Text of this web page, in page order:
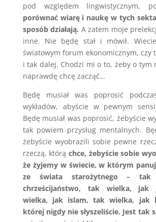
pod względem lingwistycznym,
porównać wiarę i naukę w tych
sposób działają. A zatem moje
inne. Nie będę stał i mówił.
światowym forum ekonomicznym, czy
i tak dalej. Chodzi mi o to, żeby o tym
naprawdę chcę zacząć…
Będę musiał was poprosić
wykładów, abyście w pewnym
Będę musiał was poprosić, żebyście
tak powiem przysług mentalnych.
żebyście wyobrazili sobie pewne
rzeczą, którąchce, żebyście sobie
że żyjemy w świecie, w którym
ze świata starożytnego –
chrześcijaństwo, tak wielka, jak
wielka, jak islam, tak wielka, jak
której nigdy nie słyszeliście. Jest tak